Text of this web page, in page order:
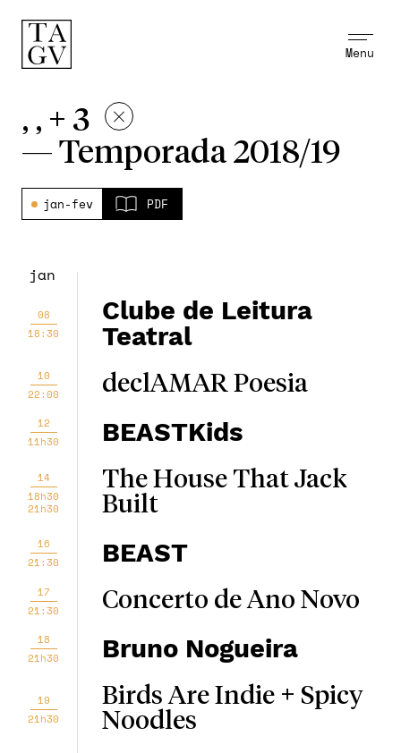
Menu
, , + 3
— Temporada 2018/19
jan-fev PDF
jan
08
18:30
Clube de Leitura
Teatral
10
22:00
declAMAR Poesia
12
11h30
BEASTKids
14
18h30
21h30
The House That Jack
Built
16
21:30
BEAST
17
21:30
Concerto de Ano Novo
18
21h30
Bruno Nogueira
19
21h30
Birds Are Indie + Spicy
Noodles